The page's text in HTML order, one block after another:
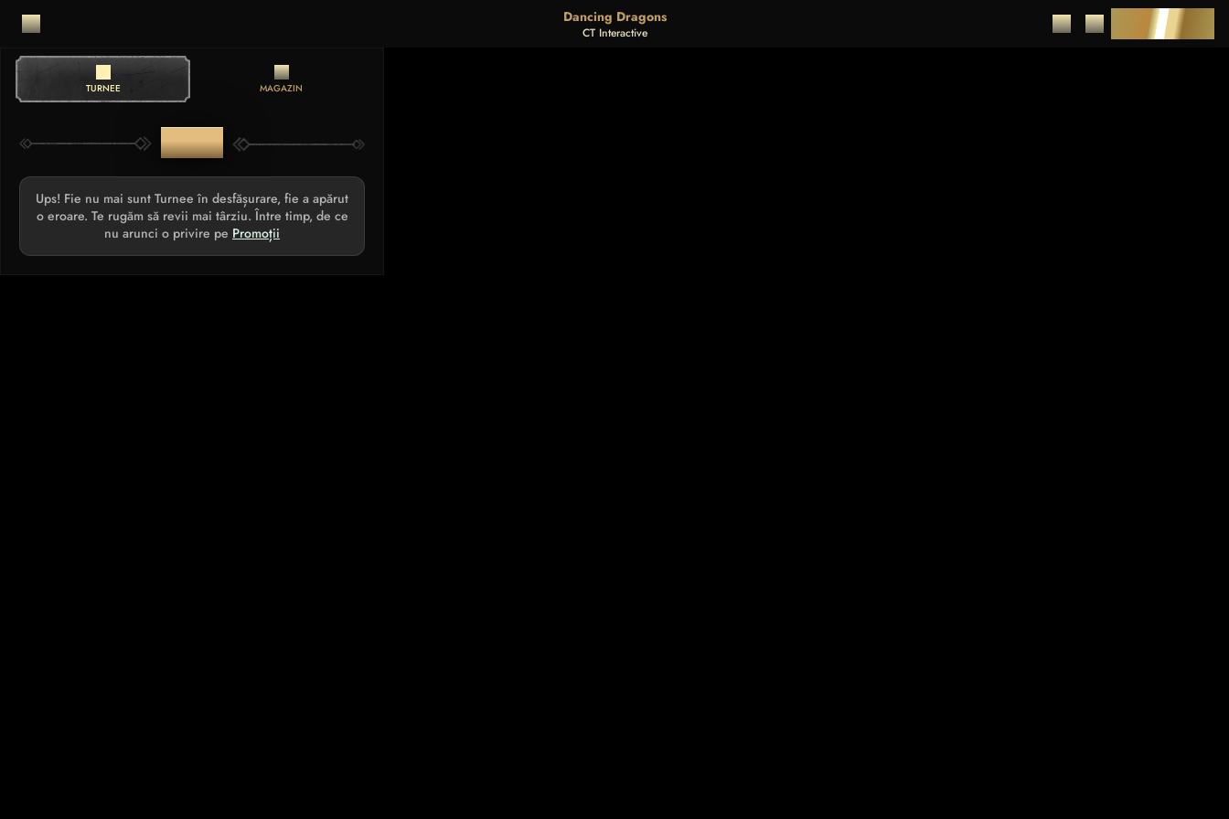
Dancing Dragons
CT Interactive DEPUNERE
TURNEE MAGAZIN
TURNEE
Ups! Fie nu mai sunt Turnee în desfășurare, fie a apărut
o eroare. Te rugăm să revii mai târziu. Între timp, de ce
nu arunci o privire pe Promoții